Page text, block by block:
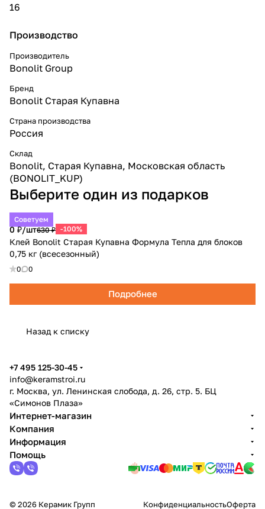
16
Производство
Производитель
Bonolit Group
Бренд
Bonolit Старая Купавна
Страна производства
Россия
Склад
Bonolit, Старая Купавна, Московская область
(BONOLIT_KUP)
Выберите один из подарков
Советуем
0 ₽/шт630 ₽ -100%
Клей Bonolit Старая Купавна Формула Тепла для блоков
0,75 кг (всесезонный)
0 0
Подробнее
Назад к списку
+7 495 125-30-45
info@keramstroi.ru
г. Москва, ул. Ленинская слобода, д. 26, стр. 5. БЦ
«Симонов Плаза»
Интернет-магазин
Компания
Информация
Помощь
© 2026 Керамик Групп КонфиденциальностьОферта